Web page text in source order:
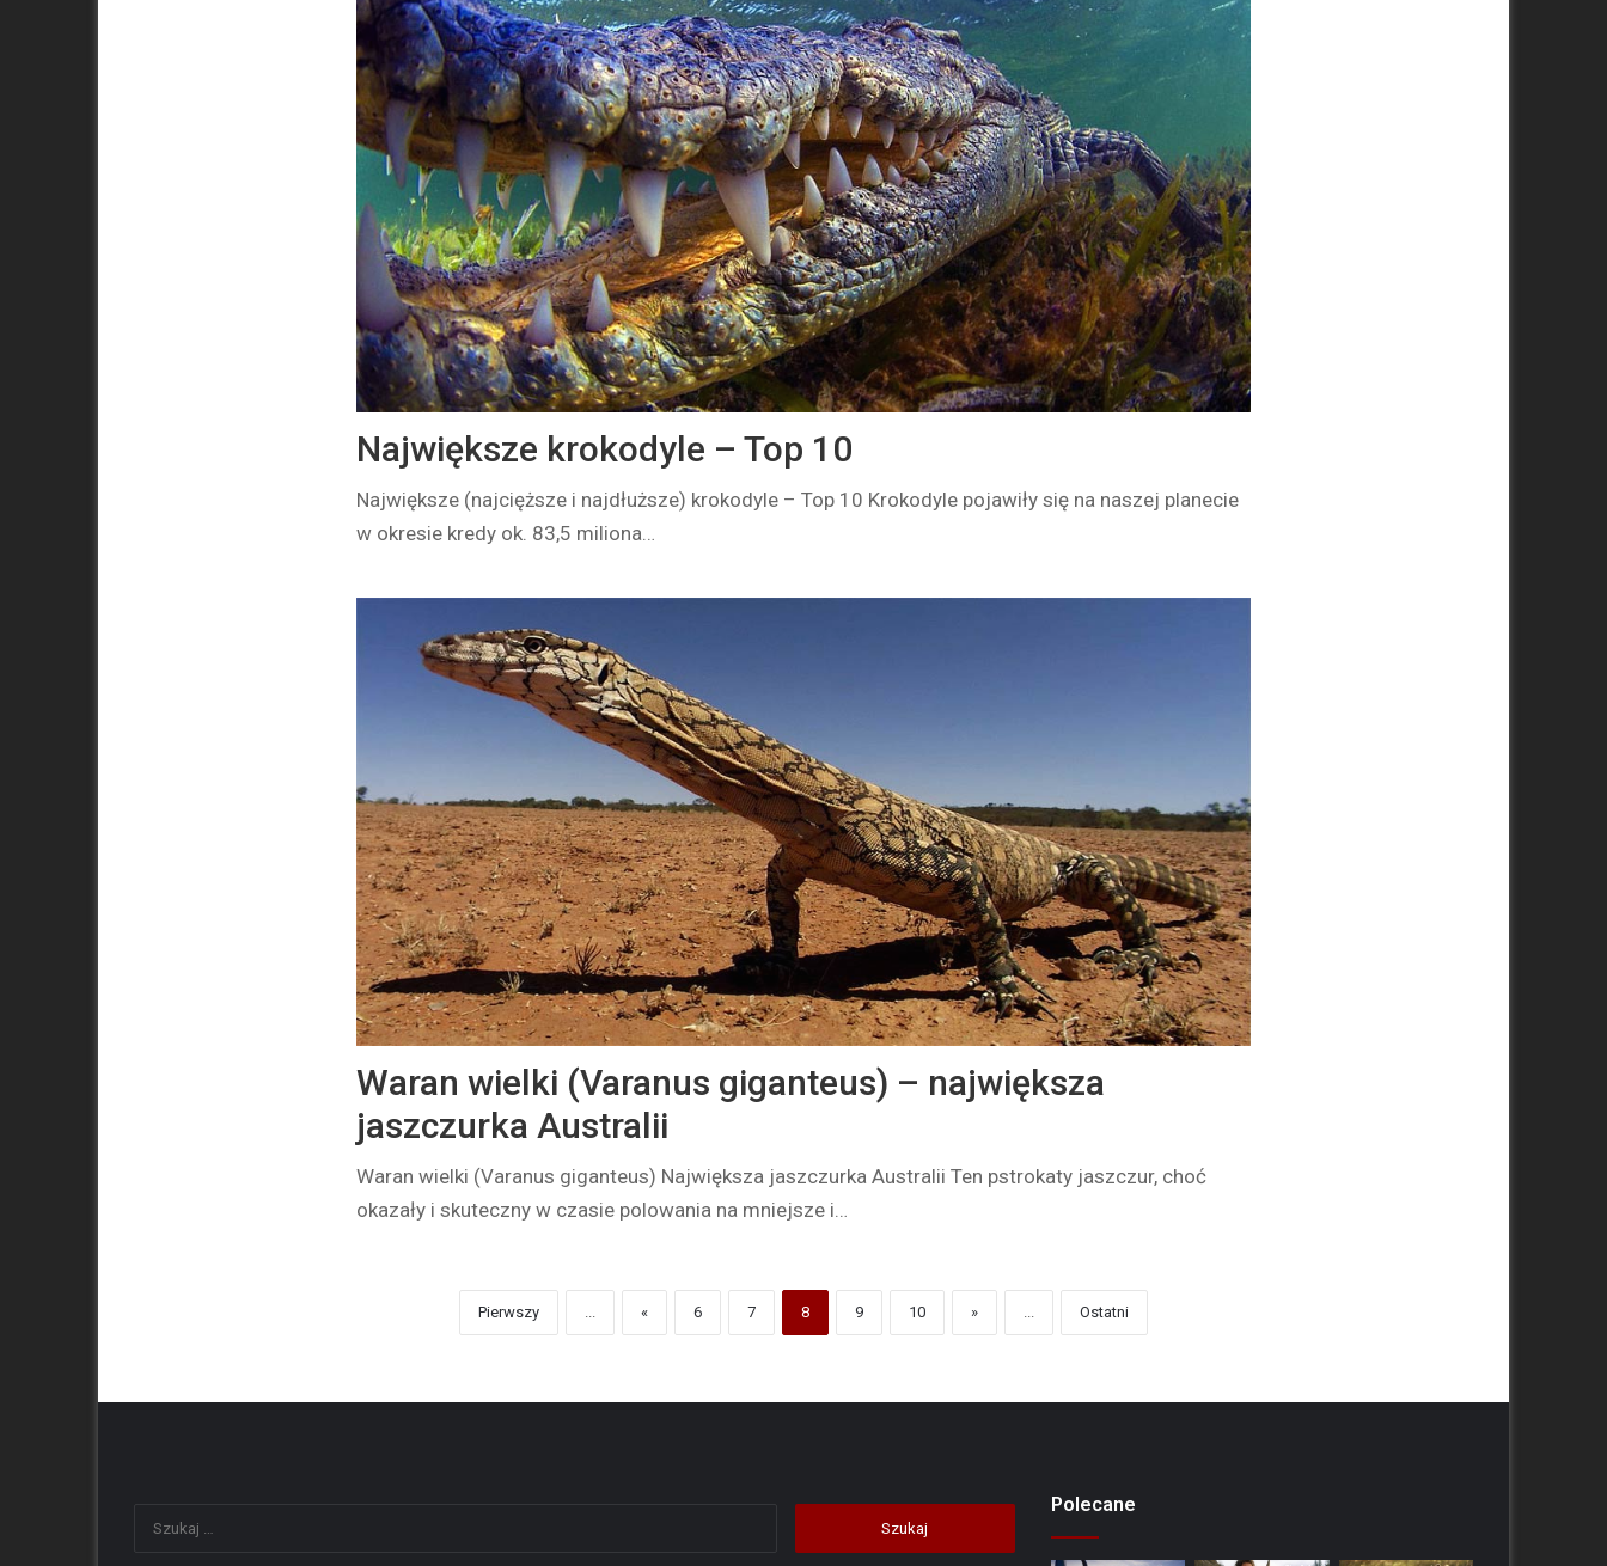
Największe krokodyle – Top 10
Największe (najcięższe i najdłuższe) krokodyle – Top 10 Krokodyle pojawiły się na naszej planecie
w okresie kredy ok. 83,5 miliona…
Waran wielki (Varanus giganteus) – największa
jaszczurka Australii
Waran wielki (Varanus giganteus) Największa jaszczurka Australii Ten pstrokaty jaszczur, choć
okazały i skuteczny w czasie polowania na mniejsze i…
Pierwszy ... « 6 7 8 9 10 » ... Ostatni
Polecane